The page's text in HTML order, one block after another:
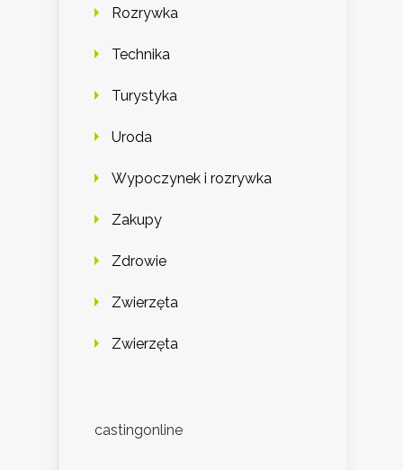
Rozrywka
Technika
Turystyka
Uroda
Wypoczynek i rozrywka
Zakupy
Zdrowie
Zwierzęta
Zwierzęta
castingonline